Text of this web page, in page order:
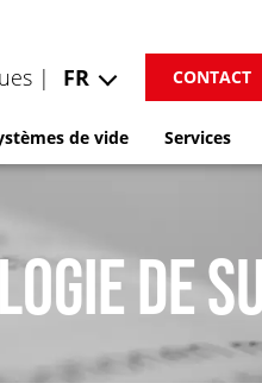
CONTACT
| FR
de vide Services
DE